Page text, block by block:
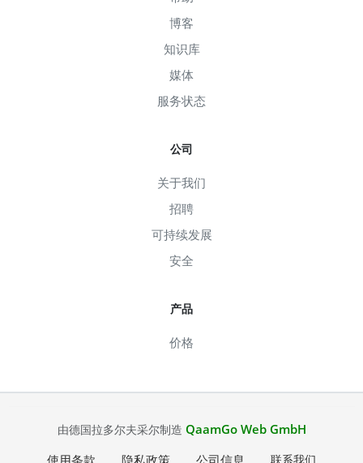
博客
知识库
媒体
服务状态
公司
关于我们
招聘
可持续发展
安全
产品
价格
由德国拉多尔夫采尔制造 QaamGo Web GmbH
使用条款
隐私政策 公司信息 联系我们